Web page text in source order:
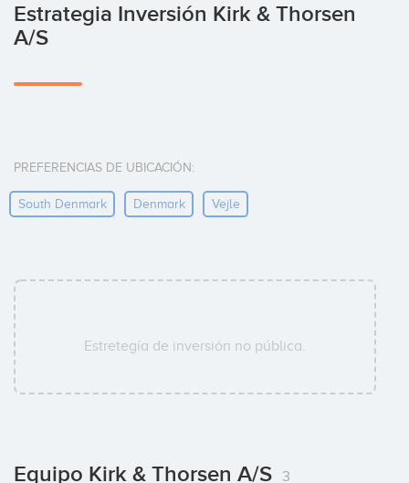
Estrategia Inversión Kirk & Thorsen
A/S
PREFERENCIAS DE UBICACIÓN:
South Denmark Denmark Vejle
Estretegía de inversión no pública.
Equipo Kirk & Thorsen A/S 3